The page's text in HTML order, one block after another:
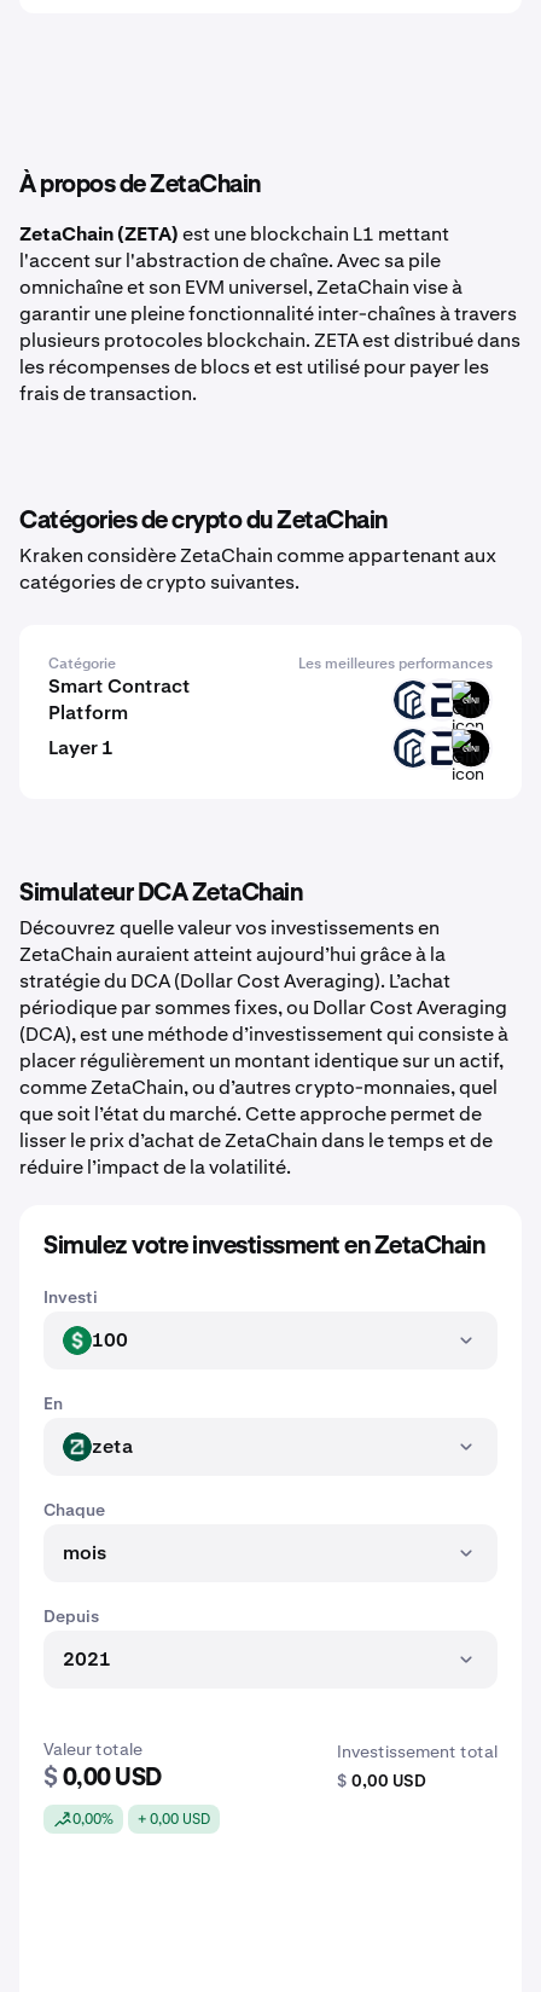
À propos de ZetaChain
ZetaChain (ZETA)est une blockchain L1 mettant
l'accent sur l'abstraction de chaîne. Avec sa pile
omnichaîne et son EVM universel, ZetaChain vise à
garantir une pleine fonctionnalité inter-chaînes à travers
plusieurs protocoles blockchain. ZETA est distribué dans
les récompenses de blocs et est utilisé pour payer les
frais de transaction.
Catégories de crypto du ZetaChain
Kraken considère ZetaChain comme appartenant aux
catégories de crypto suivantes.
Catégorie Les meilleures performances
Smart Contract
Platform
PAW EVR GINI
Layer 1 PAW EVR GINI
Simulateur DCA ZetaChain
Découvrez quelle valeur vos investissements en
ZetaChain auraient atteint aujourd’hui grâce à la
stratégie du DCA (Dollar Cost Averaging). L’achat
périodique par sommes fixes, ou Dollar Cost Averaging
(DCA), est une méthode d’investissement qui consiste à
placer régulièrement un montant identique sur un actif,
comme ZetaChain, ou d’autres crypto-monnaies, quel
que soit l’état du marché. Cette approche permet de
lisser le prix d’achat de ZetaChain dans le temps et de
réduire l’impact de la volatilité.
Simulez votre investissment en ZetaChain
Investi
USD 100
En
ZETA zeta
Chaque
mois
Depuis
2021
Valeur totale
$ 0,00 USD
0,00% + 0,00 USD
Investissement total
$ 0,00 USD